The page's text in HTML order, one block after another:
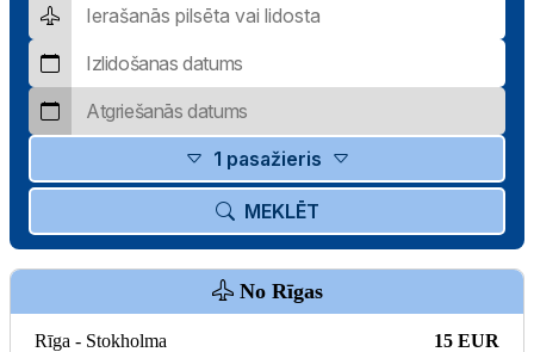
1 pasažieris
MEKLĒT
No Rīgas
Rīga - Stokholma
15 EUR